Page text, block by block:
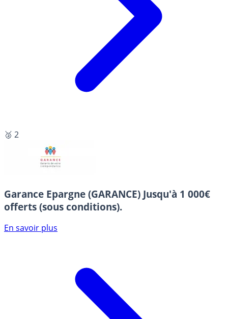
🥈 2
Garance Epargne (GARANCE) Jusqu'à 1 000€
offerts (sous conditions).
En savoir plus